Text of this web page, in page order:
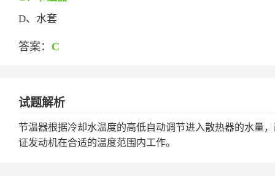
D、水套
答案： C
试题解析
节温器根据冷却水温度的高低自动调节进入散热器的水量
证发动机在合适的温度范围内工作。